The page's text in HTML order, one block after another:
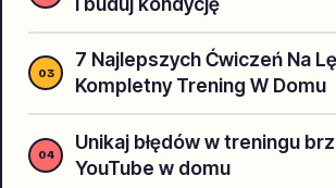
7 Najlepszych Ćwiczeń Na
Kompletny Trening W Domu
Unikaj błędów w treningu
YouTube w domu